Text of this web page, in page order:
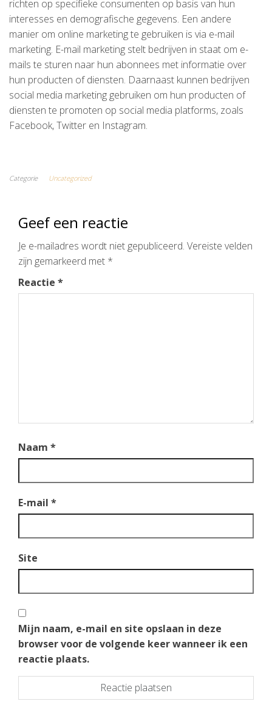
richten op specifieke consumenten op basis van hun
interesses en demografische gegevens. Een andere
manier om online marketing te gebruiken is via e-mail
marketing. E-mail marketing stelt bedrijven in staat om e-
mails te sturen naar hun abonnees met informatie over
hun producten of diensten. Daarnaast kunnen bedrijven
social media marketing gebruiken om hun producten of
diensten te promoten op social media platforms, zoals
Facebook, Twitter en Instagram.
Categorie Uncategorized
Geef een reactie
Je e-mailadres wordt niet gepubliceerd. Vereiste velden
zijn gemarkeerd met *
Reactie *
Naam *
E-mail *
Site
Mijn naam, e-mail en site opslaan in deze
browser voor de volgende keer wanneer ik een
reactie plaats.